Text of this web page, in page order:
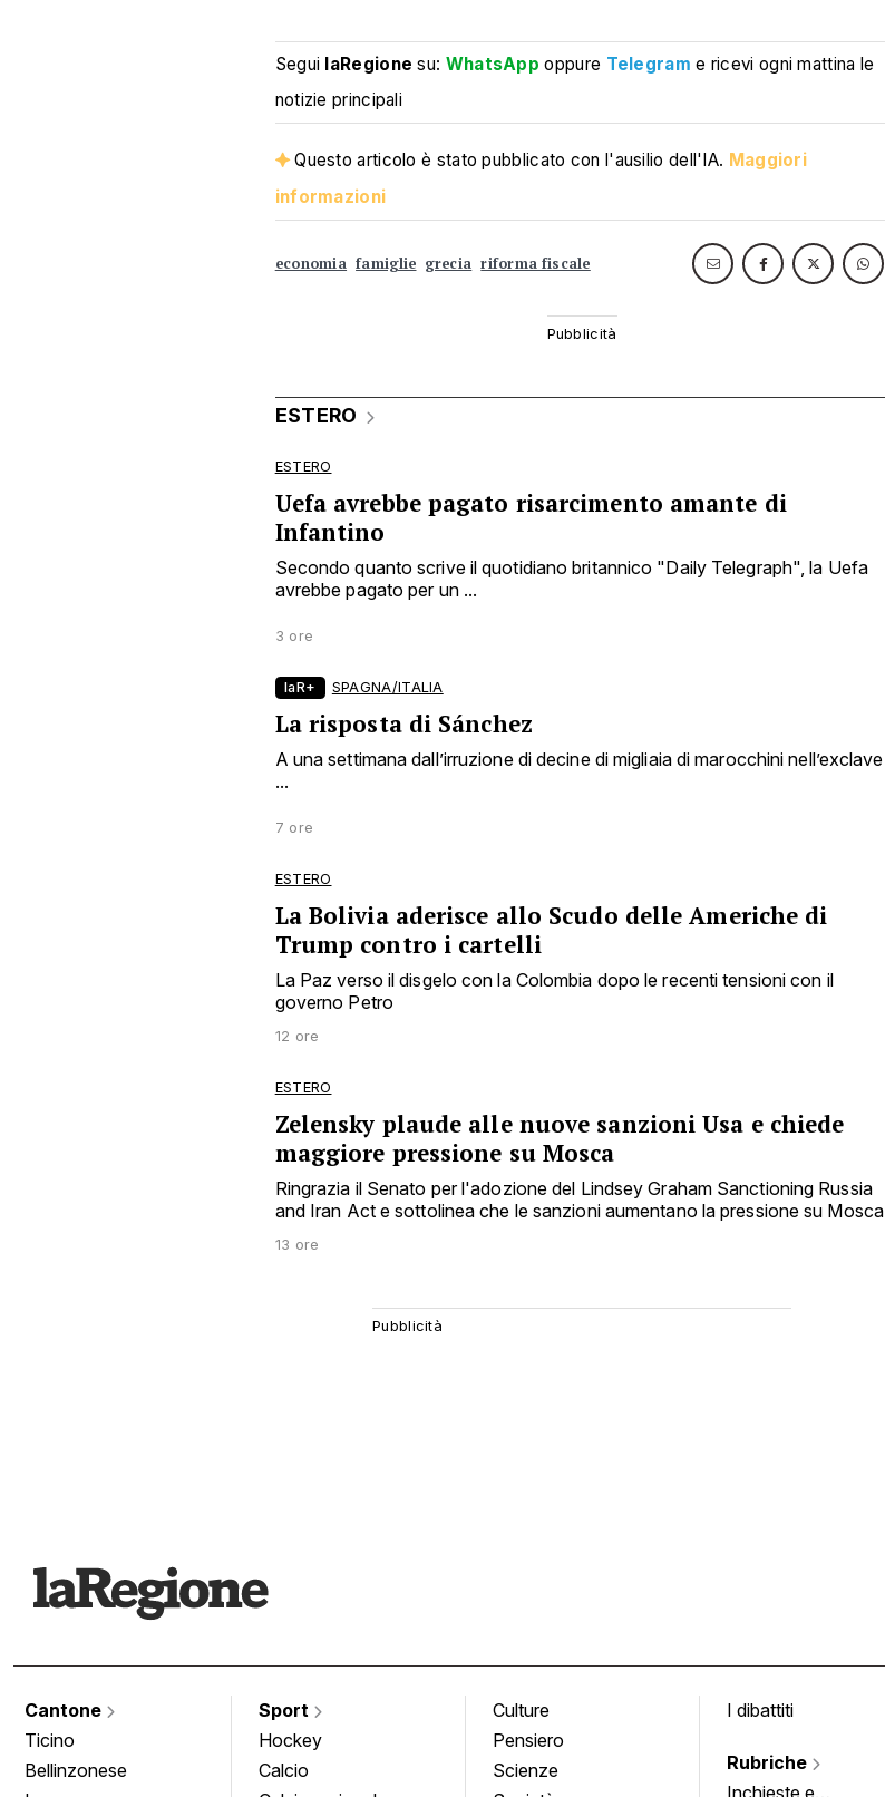
Segui laRegione su: WhatsApp oppure Telegram e ricevi ogni mattina le
notizie principali
Questo articolo è stato pubblicato con l'ausilio dell'IA. Maggiori
informazioni
economia famiglie grecia riforma fiscale
ESTERO
ESTERO
Uefa avrebbe pagato risarcimento amante di
Infantino
Secondo quanto scrive il quotidiano britannico "Daily Telegraph", la Uefa
avrebbe pagato per un ...
3 ore
laR+ SPAGNA/ITALIA
La risposta di Sánchez
A una settimana dall’irruzione di decine di migliaia di marocchini nell’exclave
...
7 ore
ESTERO
La Bolivia aderisce allo Scudo delle Americhe di
Trump contro i cartelli
La Paz verso il disgelo con la Colombia dopo le recenti tensioni con il
governo Petro
12 ore
ESTERO
Zelensky plaude alle nuove sanzioni Usa e chiede
maggiore pressione su Mosca
Ringrazia il Senato per l'adozione del Lindsey Graham Sanctioning Russia
and Iran Act e sottolinea che le sanzioni aumentano la pressione su Mosca
13 ore
Cantone
Ticino
Bellinzonese
Sport
Hockey
Calcio
Culture
Pensiero
Scienze
I dibattiti
Rubriche
Inchieste e